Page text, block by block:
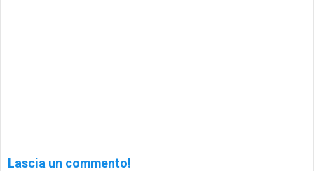
Lascia un commento!